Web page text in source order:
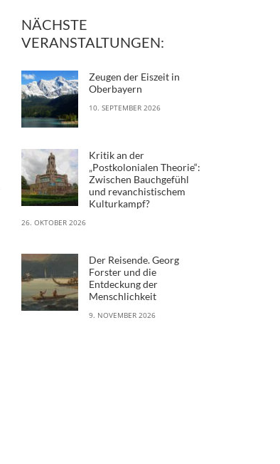
NÄCHSTE
VERANSTALTUNGEN:
Zeugen der Eiszeit in
Oberbayern
10. SEPTEMBER 2026
Kritik an der
„Postkolonialen Theorie“:
Zwischen Bauchgefühl
und revanchistischem
Kulturkampf?
26. OKTOBER 2026
Der Reisende. Georg
Forster und die
Entdeckung der
Menschlichkeit
9. NOVEMBER 2026